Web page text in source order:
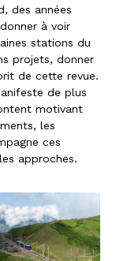
des années
à voir
stations du
projets, donner
de cette revue.
de plus
motivant
les
ces
approches.